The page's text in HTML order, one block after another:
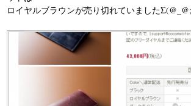
ロイヤルブラウンが売り切れていました